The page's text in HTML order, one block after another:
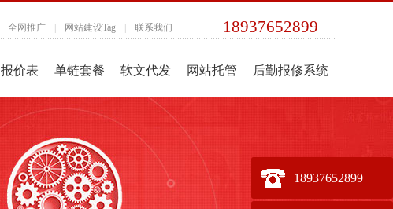
全网推广 网站建设Tag 联系我们 18937652899
报价表 单链套餐 软文代发 网站托管 后勤报修系统
18937652899